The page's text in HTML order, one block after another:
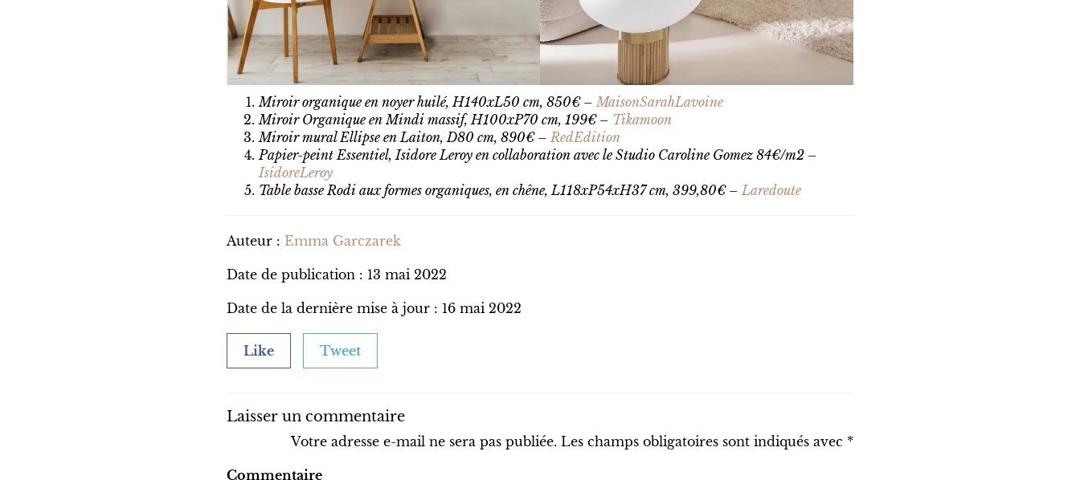
Miroir organique en noyer huilé, H140xL50 cm, 850€ –MaisonSarahLavoine
Miroir Organique en Mindi massif, H100xP70 cm, 199€ – Tikamoon
Miroir mural Ellipse en Laiton, D80 cm, 890€ – RedEdition
Papier-peint Essentiel, Isidore Leroy en collaboration avec le Studio Caroline Gomez 84€/m2 –
IsidoreLeroy
Table basse Rodi aux formes organiques, en chêne, L118xP54xH37 cm, 399,80€ –Laredoute
Auteur : Emma Garczarek
Date de publication : 13 mai 2022
Date de la dernière mise à jour : 16 mai 2022
Like Tweet
Laisser un commentaire
Votre adresse e-mail ne sera pas publiée. Les champs obligatoires sont indiqués avec *
Commentaire